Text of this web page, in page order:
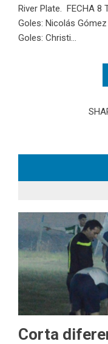
River Plate. FECHA 8
Goles: Nicolás
Goles: Christi...
Corta